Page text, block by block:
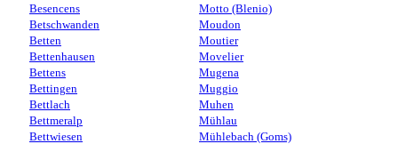
Besencens
Betschwanden
Betten
Bettenhausen
Bettens
Bettingen
Bettlach
Bettmeralp
Bettwiesen
Motto (Blenio)
Moudon
Moutier
Movelier
Mugena
Muggio
Muhen
Mühlau
Mühlebach (Goms)